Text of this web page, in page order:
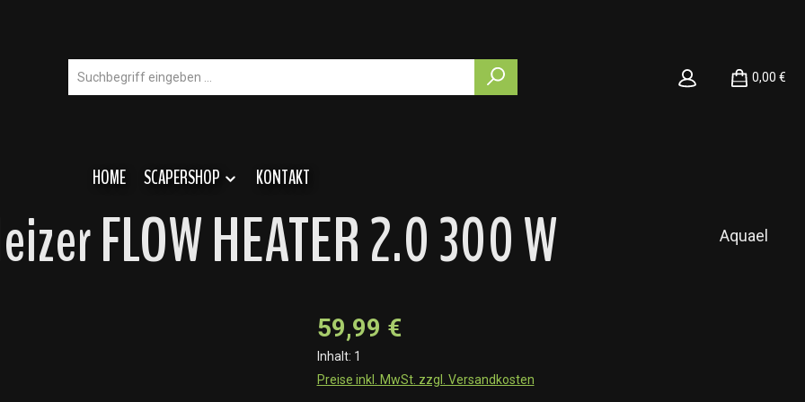
0,00 €
HOME SCAPERSHOP KONTAKT
FLOW HEATER 2.0 300 W Aquael
59,99 €
Inhalt: 1
Preise inkl. MwSt. zzgl. Versandkosten